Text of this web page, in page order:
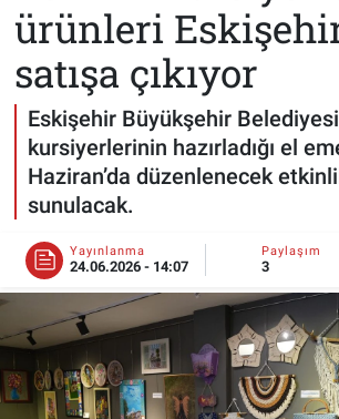
ürünleri
satışa çıkıyor
Eskişehir Büyükşehir
kursiyerlerinin hazırladığı el
Haziran’da düzenlenecek
sunulacak.
Yayınlanma
24.06.2026 - 14:07
Paylaşım
3
SAĞLIK
MAGAZİN
KADIN
TEKNOLOJİ
YEMEK
ESKİŞEHİR NÖBETÇİ
Eskişehir Haber İçerikleri
Eskişehir Trafik Yoğunluk
Süper Lig Puan Durumu ve Fikstür
Tüm Manşetler
Son Dakika Haberleri
Haber Arşivi